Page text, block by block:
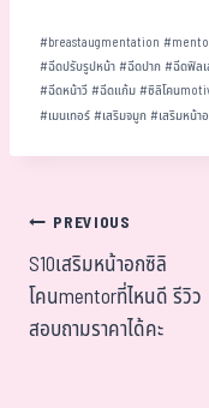
#breastaugmentation #
#ฉีดปรับรูปหน้า#ฉีดปาก#ฉีดฟิล
#ฉีดหน้าวี#ฉีดแก้ม#ซิลิโคน
#เมนเทอร์#เสริมจมูก#เสริมหน้า
PREVIOUS
S10เสริมหน้าอกซิลิ
โคนmentorที่ไหนดี รีวิว
สอบถามราคาได้คะ